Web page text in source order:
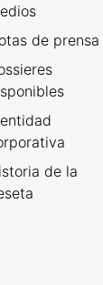
de prensa
de la